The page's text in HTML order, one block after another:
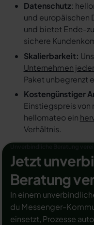
Datenschutz:
und europäischen
und bietet Ende-
sichere
Skalierbarkeit:
Unternehmen
Paket unbegrenzt
Kostengünstiger
Einstiegspreis von
hellomateo ein
Verhältnis.
Jetzt
Beratung
In einem
du Messenger-
einsetzt, Prozesse